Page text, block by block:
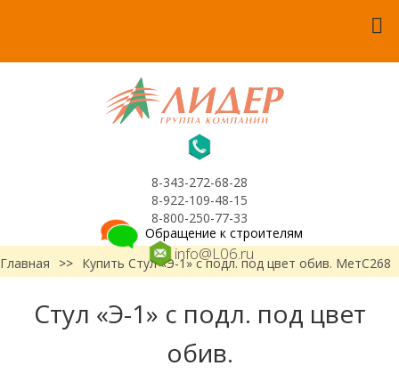
8-343-272-68-28
8-922-109-48-15
8-800-250-77-33
info@L06.ru
Обращение к строителям
Главная
>> Купить Стул «Э-1» с подл. под цвет обив. МетС268
Стул «Э-1» с подл. под цвет
обив.